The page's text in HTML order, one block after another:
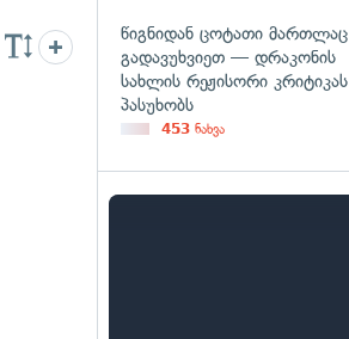
წიგნიდან ცოტათი მართლაც
გადავუხვიეთ — დრაკონის
სახლის რეჟისორი კრიტიკას
პასუხობს
453 ნახვა